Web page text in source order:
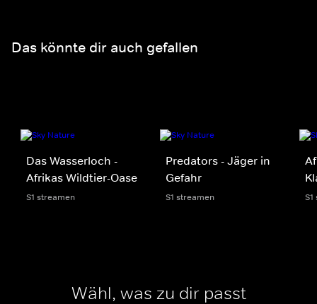
Das könnte dir auch gefallen
Das Wasserloch -
Afrikas Wildtier-Oase
S1 streamen
Predators - Jäger in
Gefahr
S1 streamen
Wähl, was zu dir passt